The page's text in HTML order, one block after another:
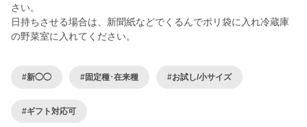
さい。
日持ちさせる場合は、新聞紙などでくるんでポリ袋に入れ冷蔵庫
#新◯◯ #固定種･在来種 #お試し/小サイズ
#ギフト対応可